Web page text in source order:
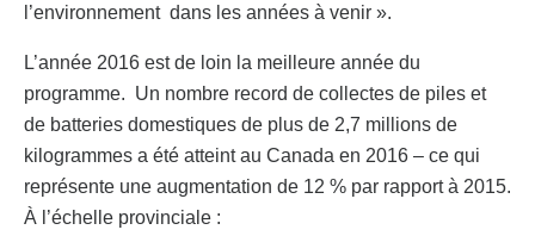
l’environnement dans les années à venir ».
L’année 2016 est de loin la meilleure année du
programme. Un nombre record de collectes de piles et
de batteries domestiques de plus de 2,7 millions de
kilogrammes a été atteint au Canada en 2016 – ce qui
représente une augmentation de 12 % par rapport à 2015.
À l’échelle provinciale :